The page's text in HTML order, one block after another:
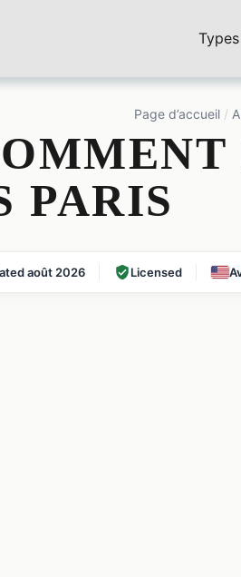
Page d’accueil
PARIS
août 2026 Licensed